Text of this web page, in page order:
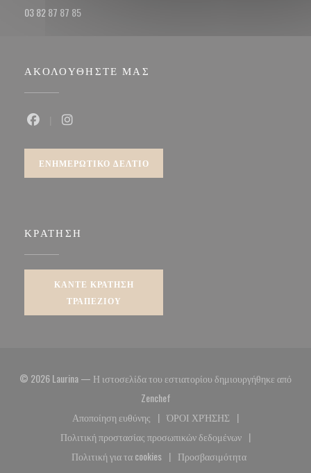
03 82 87 87 85
ΑΚΟΛΟΥΘΉΣΤΕ ΜΑΣ
Facebook ((ανοίγει σε νέο παράθυρο))
ΕΝΗΜΕΡΩΤΙΚΌ ΔΕΛΤΊΟ
ΚΡΆΤΗΣΗ
ΚΆΝΤΕ ΚΡΆΤΗΣΗ
ΤΡΑΠΕΖΙΟΎ
© 2026 Laurina — Η ιστοσελίδα του εστιατορίου δημιουργήθηκε από
Zenchef((ανοίγει σε νέο παράθυρο))
Αποποίηση ευθύνης
((ανοίγει σε νέο παράθυρο))
ΌΡΟΙ ΧΡΉΣΗΣ
((ανοίγει σε νέο
Πολιτική προστασίας προσωπικών δεδομένων
((ανοίγει σε νέο παράθυρο))
Πολιτική για τα cookies
((ανοίγει σε νέο παράθυρο))
Προσβασιμότητα
((ανοίγει σε νέο